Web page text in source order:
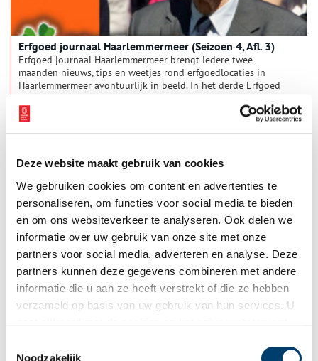
Deze website maakt gebruik van cookies
We gebruiken cookies om content en advertenties te
personaliseren, om functies voor social media te bieden
en om ons websiteverkeer te analyseren. Ook delen we
informatie over uw gebruik van onze site met onze
partners voor social media, adverteren en analyse. Deze
partners kunnen deze gegevens combineren met andere
informatie die u aan ze heeft verstrekt of die ze hebben
verzameld op basis van uw gebruik van hun services. U
Noodzakelijk
Erfgoed journaal Haarlemmermeer (Seizoen 4, Afl. 3)
Erfgoed journaal Haarlemmermeer brengt iedere twee
maanden nieuws, tips en weetjes rond erfgoedlocaties in
Haarlemmermeer avontuurlijk in beeld. In het derde Erfgoed
onderwerpen aan bod: Maurice de Vaal schetst een portret van
zijn vader, verzetsheld Jan ‘Skippy’ de Vaal, die zeven
concentratiekampen overleefde, waaronder het beruchte Nacht
van de eens zo luxe TEE-trein naar Leek in Groningen 16 t/m
der Veer en polderdichter Leo Richardson ontmoeten elkaar in
een poëtische en beeldende verkenning van de
Haarlemmermeerpolder in Polderportret.
Andere Tijden: Stille thuiskomst na Auschwitz
De Joodse Amsterdammer Beppie Bosboom overleefde
Auschwitz en een dodenmars onder erbarmelijke
omstandigheden. Na de oorlog kreeg ze 10 gulden om weer